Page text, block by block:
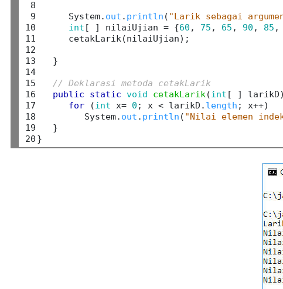
8
9
10
11
12
13
14
15
16
17
18
19
20
      System.
out . println ( "Larik sebagai
int [ ] nilaiUjian = {60 , 75 , 65 , 90 , 85 ,
      cetakLarik(nilaiUjian);
   }
// Deklarasi metoda cetakLarik
public
static void cetakLarik (int [ ]
for (int x= 0 ; x < larikD. length ; x++)
         System.
out . println ( "Nilai elemen
   }